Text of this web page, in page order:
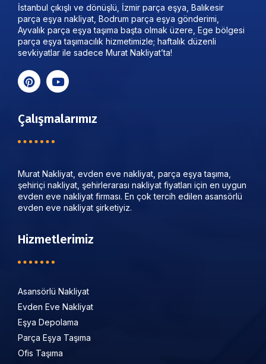
İstanbul çıkışlı ve dönüşlü, İzmir parça eşya, Balıkesir
parça eşya nakliyat, Bodrum parça eşya gönderimi,
Ayvalık parça eşya taşıma başta olmak üzere, Ege bölgesi
parça eşya taşımacılık hizmetimizle; haftalık düzenli
sevkiyatlar ile sadece Murat Nakliyat’ta!
Çalışmalarımız
Murat Nakliyat, evden eve nakliyat, parça eşya taşıma,
şehiriçi nakliyat, şehirlerarası nakliyat fiyatları için en uygun
evden eve nakliyat firması. En çok tercih edilen asansörlü
evden eve nakliyat şirketiyiz.
Hizmetlerimiz
Asansörlü Nakliyat
Evden Eve Nakliyat
Eşya Depolama
Parça Eşya Taşıma
Ofis Taşıma